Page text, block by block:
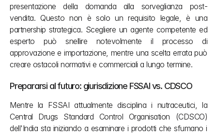
presentazione della domanda alla sorveglianza post-
vendita. Questo non è solo un requisito legale, è una
partnership strategica. Scegliere un agente competente ed
esperto può snellire notevolmente il processo di
approvazione e importazione, mentre una scelta errata può
creare ostacoli normativi e commerciali a lungo termine.
Prepararsi al futuro: giurisdizione FSSAI vs. CDSCO
Mentre la FSSAI attualmente disciplina i nutraceutici, la
Central Drugs Standard Control Organisation (CDSCO)
dell'India sta iniziando a esaminare i prodotti che sfumano i